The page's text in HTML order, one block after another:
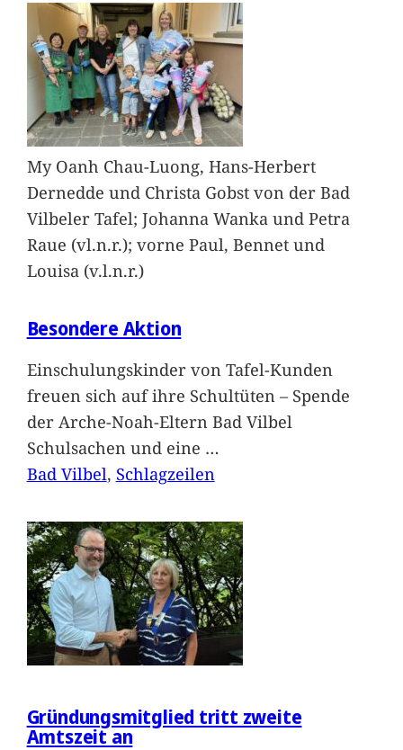
My Oanh Chau-Luong, Hans-Herbert
Dernedde und Christa Gobst von der Bad
Vilbeler Tafel; Johanna Wanka und Petra
Raue (vl.n.r.); vorne Paul, Bennet und
Louisa (v.l.n.r.)
Besondere Aktion
Einschulungskinder von Tafel-Kunden
freuen sich auf ihre Schultüten – Spende
der Arche-Noah-Eltern Bad Vilbel
Schulsachen und eine …
Bad Vilbel, Schlagzeilen
Gründungsmitglied tritt zweite
Amtszeit an